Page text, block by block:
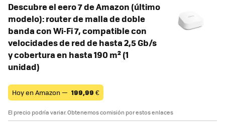
Descubre el eero 7 de Amazon (último
modelo): router de malla de doble
banda con Wi-Fi 7, compatible con
velocidades de red de hasta 2,5 Gb/s
y cobertura en hasta 190 m² (1
unidad)
Hoy en Amazon — 199,99 €
El precio podría variar. Obtenemos comisión por estos enlaces